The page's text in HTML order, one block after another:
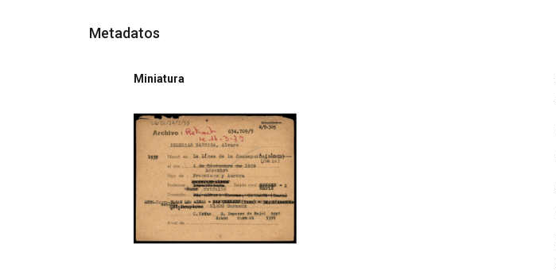
Metadatos
Miniatura